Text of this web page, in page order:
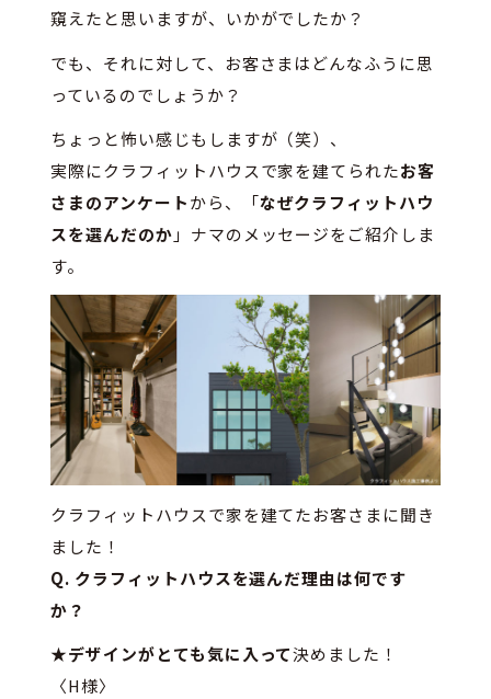
窺えたと思いますが、いかがでしたか？
でも、それに対して、お客さまはどんなふうに思
っているのでしょうか？
ちょっと怖い感じもしますが（笑）、
実際にクラフィットハウスで家を建てられたお客
さまのアンケートから、「なぜクラフィットハウ
スを選んだのか 」ナマのメッセージをご紹介しま
す。
クラフィットハウスで家を建てたお客さまに聞き
ました！
Q. クラフィットハウスを選んだ理由は何です
か？
★デザインがとても気に入って決めました！
〈H様〉